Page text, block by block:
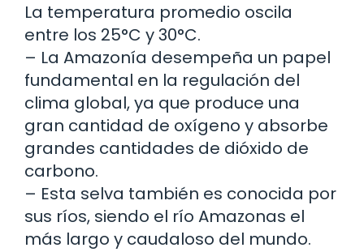
La temperatura promedio oscila
entre los 25°C y 30°C.
– La Amazonía desempeña un papel
fundamental en la regulación del
clima global, ya que produce una
gran cantidad de oxígeno y absorbe
grandes cantidades de dióxido de
carbono.
– Esta selva también es conocida por
sus ríos, siendo el río Amazonas el
más largo y caudaloso del mundo.